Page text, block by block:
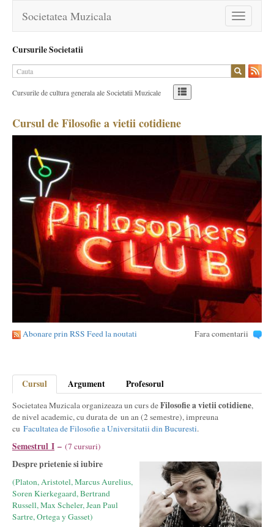
Toggle
navigation
Societatea Muzicala
Cursurile Societatii
Cursurile de cultura generala ale Societatii Muzicale
Cursul de Filosofie a vietii cotidiene
Abonare prin RSS Feed la noutati Fara comentarii
Cursul Argument Profesorul
Societatea Muzicala organizeaza un curs deFilosofie a vietii cotidiene,
de nivel academic, cu durata de un an (2 semestre), impreuna
cu Facultatea de Filosofie a Universitatii din Bucuresti.
Semestrul I – (7 cursuri)
Despre prietenie si iubire
(Platon, Aristotel, Marcus Aurelius,
Soren Kierkegaard, Bertrand
Russell, Max Scheler, Jean Paul
Sartre, Ortega y Gasset)